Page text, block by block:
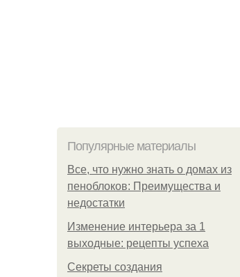
Популярные материалы
Все, что нужно знать о домах из
пеноблоков: Преимущества и
недостатки
Изменение интерьера за 1
выходные: рецепты успеха
Секреты создания